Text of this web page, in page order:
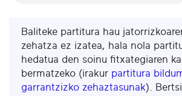
Baliteke partitura hau
zehatza ez izatea, hala nola
hedatua den soinu fitxategiaren
bermatzeko (irakur partitura
garrantzizko zehaztasunak).